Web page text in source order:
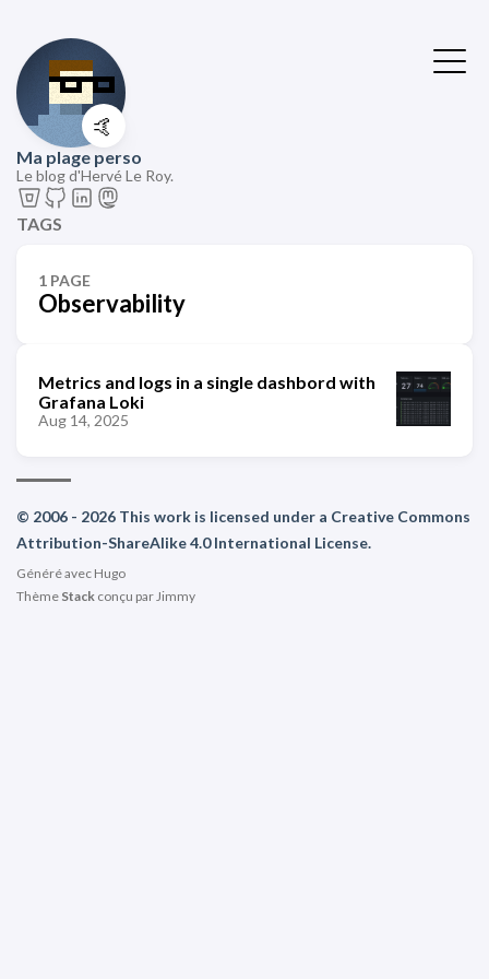
🤙
Ma plage perso
Le blog d'Hervé Le Roy.
TAGS
1 PAGE
Observability
Metrics and logs in a single dashbord with
Grafana Loki
Aug 14, 2025
© 2006 - 2026 This work is licensed under a Creative Commons
Attribution-ShareAlike 4.0 International License.
Généré avec Hugo
Thème Stack conçu parJimmy